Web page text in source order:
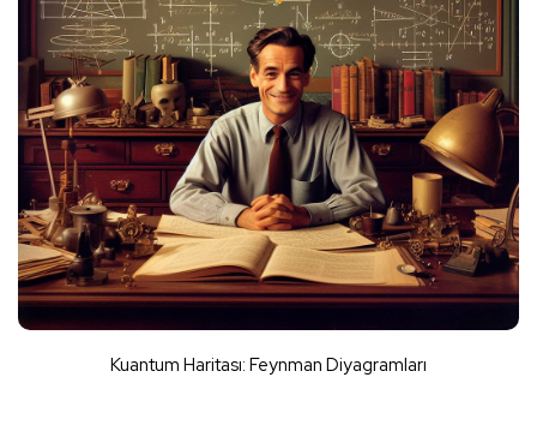
Kuantum Haritası: Feynman Diyagramları